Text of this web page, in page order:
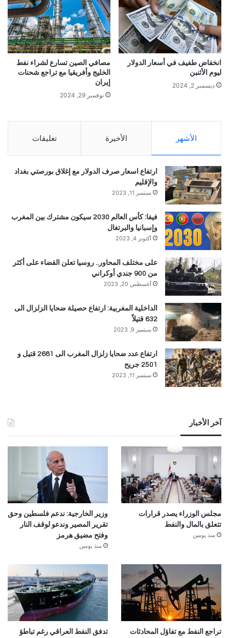
انخفاض طفيف في أسعار الدولار
ليوم الأثنبن
ديسمبر 2, 2024
مصافي الصين تسارع لشراء نفط
الخليج وأفريقيا مع تراجع شحنات
إيران
نوفمبر 29, 2024
الأشهر الأخيرة تعليقات
ارتفاع اسعار صرف الدولار مع إغلاق بورصتي بغداد
والإقليم
سبتمبر 11, 2023
فيفا: كأس العالم 2030 سيكون مشترك بين المغرب
وإسبانيا والبرتغال
أكتوبر 4, 2023
على مختلف المحاور.. روسيا تعلن القضاء على أكثر
من 900 جندي أوكراني
أغسطس 20, 2023
الداخلية المغربية: ارتفاع حصيلة ضحايا الزلزال الى
632 قتيلاً
سبتمبر 9, 2023
ارتفاع عدد ضحايا زلزال المغرب الى 2681 قتيل و
2501 جريح
سبتمبر 11, 2023
آخر الأخبار
مجلس الوزراء يصدر قرارات
تتعلق بالمال والنفط
منذ يومين
وزير الخارجية: ندعم فلسطين وحق
تقرير المصير وندعو لوقف النار
وفتح مضيق هرمز
منذ يومين
تراجع النفط مع تفاؤل المحادثات
تدفق النفط العراقي رغم تباطؤ